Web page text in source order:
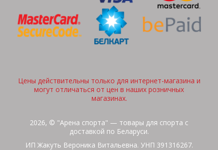
Цены действительны только для интернет-магазина и
могут отличаться от цен в наших розничных
магазинах.
2026, © "Арена спорта" — товары для спорта с
доставкой по Беларуси.
ИП Жакуть Вероника Витальевна. УНП 391316267.